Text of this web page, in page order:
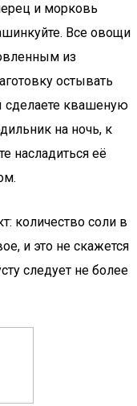
и морковь
Все овощи
из
остывать
сделаете квашеную
на ночь, к
насладиться её
количество соли в
и это не скажется
следует не более